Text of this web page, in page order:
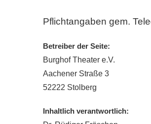
Pflichtangaben gem.
Betreiber der Seite:
Burghof Theater e.V.
Aachener Straße 3
52222 Stolberg
Inhaltlich verantwortlich: